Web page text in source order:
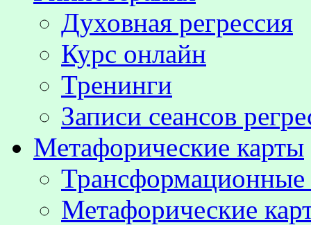
Духовная регрессия
Курс онлайн
Тренинги
Записи сеансов
Метафорические карты
Метафорические